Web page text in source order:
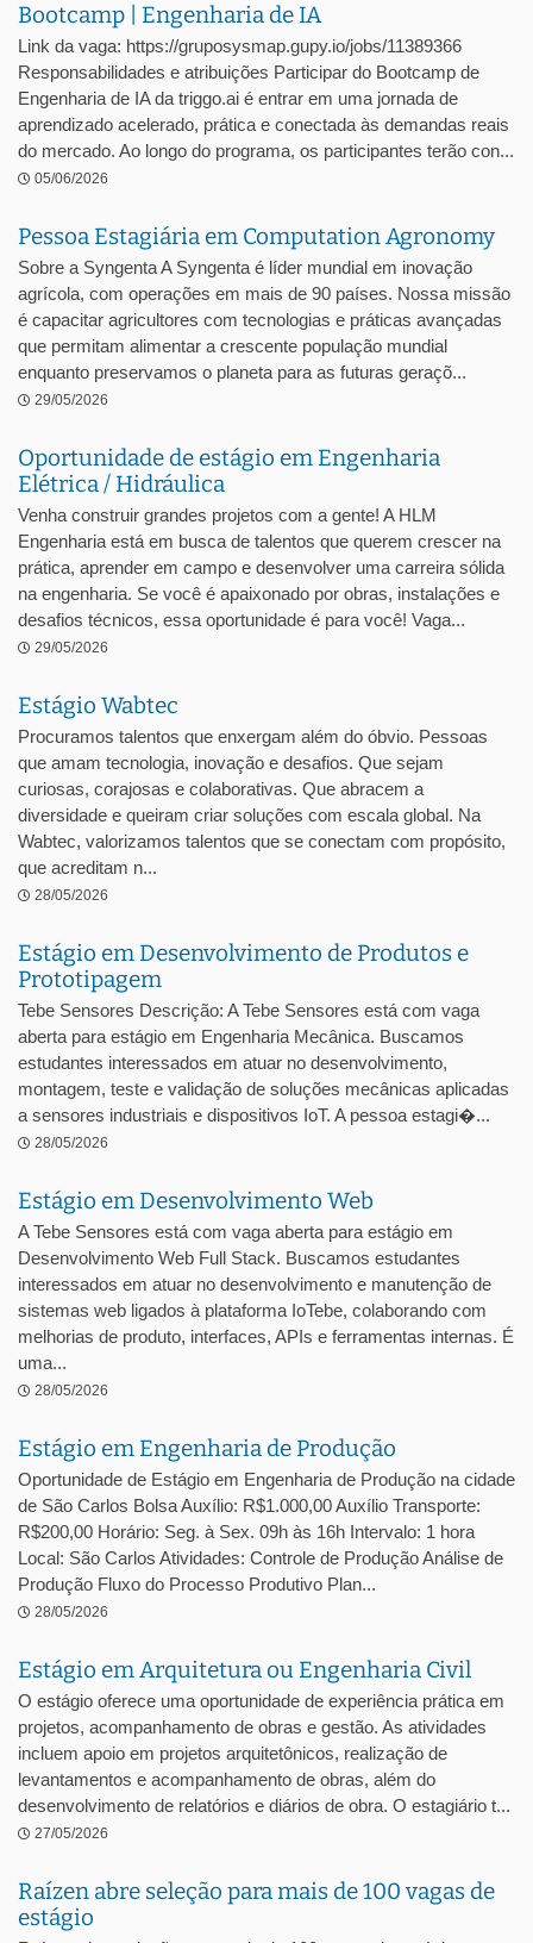
Bootcamp | Engenharia de IA
Link da vaga: https://gruposysmap.gupy.io/jobs/11389366
Responsabilidades e atribuições Participar do Bootcamp de
Engenharia de IA da triggo.ai é entrar em uma jornada de
aprendizado acelerado, prática e conectada às demandas reais
do mercado. Ao longo do programa, os participantes terão con...
05/06/2026
Pessoa Estagiária em Computation Agronomy
Sobre a Syngenta A Syngenta é líder mundial em inovação
agrícola, com operações em mais de 90 países. Nossa missão
é capacitar agricultores com tecnologias e práticas avançadas
que permitam alimentar a crescente população mundial
enquanto preservamos o planeta para as futuras geraçõ...
29/05/2026
Oportunidade de estágio em Engenharia
Elétrica / Hidráulica
Venha construir grandes projetos com a gente! A HLM
Engenharia está em busca de talentos que querem crescer na
prática, aprender em campo e desenvolver uma carreira sólida
na engenharia. Se você é apaixonado por obras, instalações e
desafios técnicos, essa oportunidade é para você! Vaga...
29/05/2026
Estágio Wabtec
Procuramos talentos que enxergam além do óbvio. Pessoas
que amam tecnologia, inovação e desafios. Que sejam
curiosas, corajosas e colaborativas. Que abracem a
diversidade e queiram criar soluções com escala global. Na
Wabtec, valorizamos talentos que se conectam com propósito,
que acreditam n...
28/05/2026
Estágio em Desenvolvimento de Produtos e
Prototipagem
Tebe Sensores Descrição: A Tebe Sensores está com vaga
aberta para estágio em Engenharia Mecânica. Buscamos
estudantes interessados em atuar no desenvolvimento,
montagem, teste e validação de soluções mecânicas aplicadas
a sensores industriais e dispositivos IoT. A pessoa estagi�...
28/05/2026
Estágio em Desenvolvimento Web
A Tebe Sensores está com vaga aberta para estágio em
Desenvolvimento Web Full Stack. Buscamos estudantes
interessados em atuar no desenvolvimento e manutenção de
sistemas web ligados à plataforma IoTebe, colaborando com
melhorias de produto, interfaces, APIs e ferramentas internas. É
uma...
28/05/2026
Estágio em Engenharia de Produção
Oportunidade de Estágio em Engenharia de Produção na cidade
de São Carlos Bolsa Auxílio: R$1.000,00 Auxílio Transporte:
R$200,00 Horário: Seg. à Sex. 09h às 16h Intervalo: 1 hora
Local: São Carlos Atividades: Controle de Produção Análise de
Produção Fluxo do Processo Produtivo Plan...
28/05/2026
Estágio em Arquitetura ou Engenharia Civil
O estágio oferece uma oportunidade de experiência prática em
projetos, acompanhamento de obras e gestão. As atividades
incluem apoio em projetos arquitetônicos, realização de
levantamentos e acompanhamento de obras, além do
desenvolvimento de relatórios e diários de obra. O estagiário t...
27/05/2026
Raízen abre seleção para mais de 100 vagas de
estágio